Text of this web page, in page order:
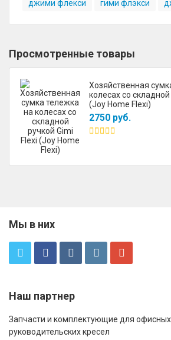
джими флекси гими флэкси
Просмотренные товары
Хозяйственная
колесах со
(Joy Home Flexi)
2750 руб.
Мы в них
Наш партнер
Запчасти и комплектующие для
руководительских кресел